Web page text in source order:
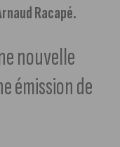
Racapé.
nouvelle
émission de